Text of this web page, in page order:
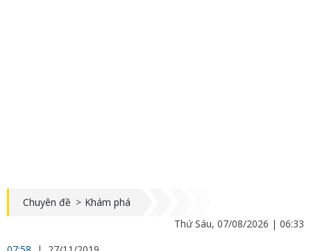
Chuyên đề > Khám phá
Thứ Sáu, 07/08/2026 | 06:33